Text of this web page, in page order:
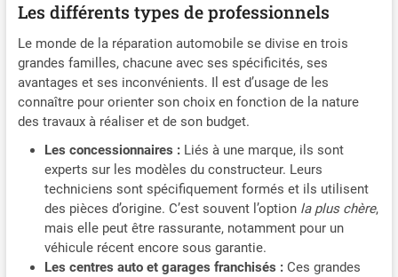
Les différents types de professionnels
Le monde de la réparation automobile se divise en trois
grandes familles, chacune avec ses spécificités, ses
avantages et ses inconvénients. Il est d’usage de les
connaître pour orienter son choix en fonction de la nature
des travaux à réaliser et de son budget.
Les concessionnaires :Liés à une marque, ils sont
experts sur les modèles du constructeur. Leurs
techniciens sont spécifiquement formés et ils utilisent
des pièces d’origine. C’est souvent l’option la plus chère,
mais elle peut être rassurante, notamment pour un
véhicule récent encore sous garantie.
Les centres auto et garages franchisés :Ces grandes